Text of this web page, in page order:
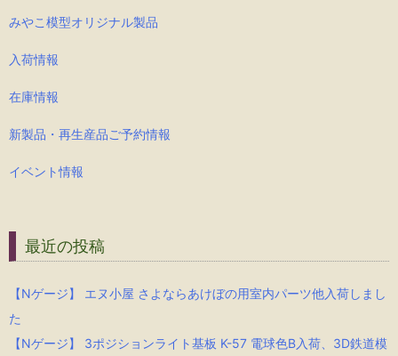
みやこ模型オリジナル製品
入荷情報
在庫情報
新製品・再生産品ご予約情報
イベント情報
最近の投稿
【Nゲージ】 エヌ小屋 さよならあけぼの用室内パーツ他入荷しまし
た
【Nゲージ】 3ポジションライト基板 K-57 電球色B入荷、3D鉄道模